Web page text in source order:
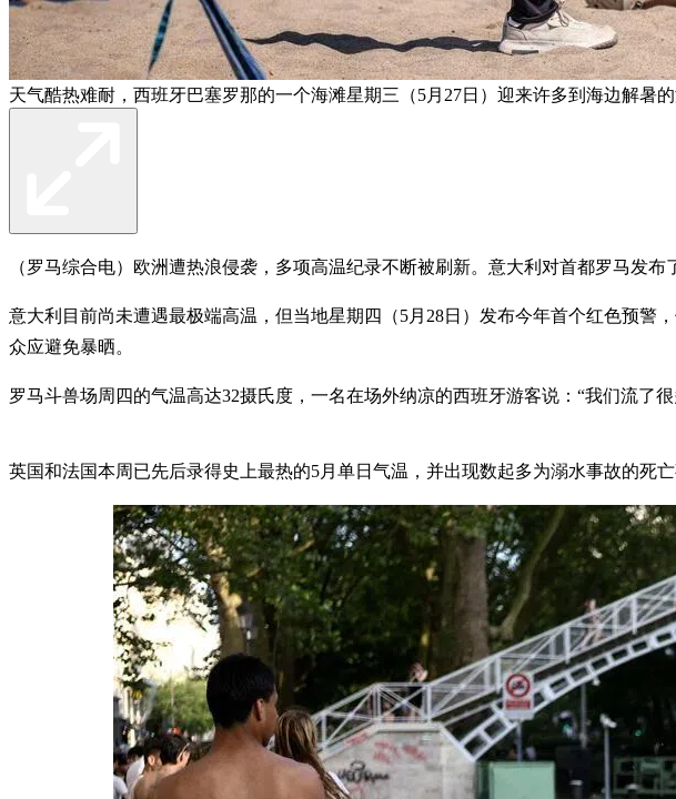
天气酷热难耐，西班牙巴塞罗那的一个海滩星期三（5月27日）迎来许多到海边解暑的
（罗马综合电）欧洲遭热浪侵袭，多项高温纪录不断被刷新。意大利对首都罗马发
意大利目前尚未遭遇最极端高温，但当地星期四（5月28日）发布今年首个红色预警
众应避免暴晒。
罗马斗兽场周四的气温高达32摄氏度，一名在场外纳凉的西班牙游客说：“我们流
英国和法国本周已先后录得史上最热的5月单日气温，并出现数起多为溺水事故的死